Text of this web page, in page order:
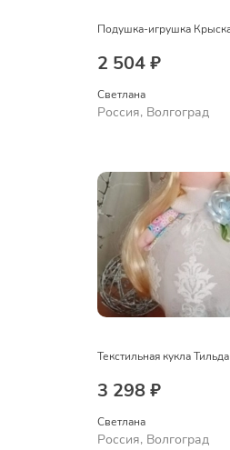
2 504 ₽
Светлана
Россия, Волгоград
Текстильная кукла Тильда
3 298 ₽
Светлана
Россия, Волгоград